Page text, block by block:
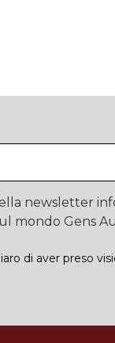
newsletter
mondo Gens
di aver preso